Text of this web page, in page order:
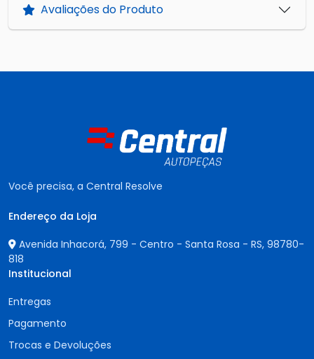
Avaliações do Produto
Você precisa, a Central Resolve
Endereço da Loja
Avenida Inhacorá, 799 - Centro - Santa Rosa - RS, 98780-
818
Institucional
Entregas
Pagamento
Trocas e Devoluções